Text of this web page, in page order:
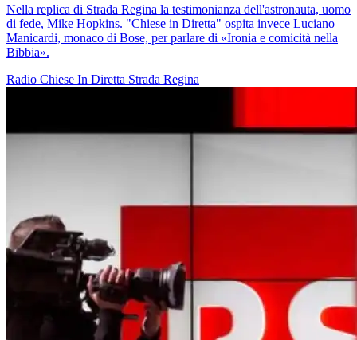
Nella replica di Strada Regina la testimonianza dell'astronauta, uomo
di fede, Mike Hopkins. "Chiese in Diretta" ospita invece Luciano
Manicardi, monaco di Bose, per parlare di «Ironia e comicità nella
Bibbia».
Radio Chiese In Diretta Strada Regina